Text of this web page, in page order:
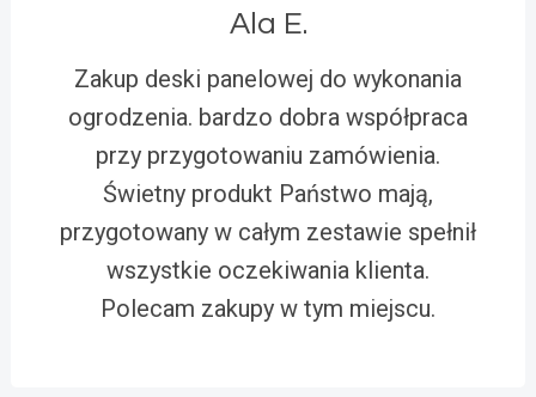
Ala E.
Zakup deski panelowej do wykonania
ogrodzenia. bardzo dobra współpraca
przy przygotowaniu zamówienia.
Świetny produkt Państwo mają,
przygotowany w całym zestawie spełnił
wszystkie oczekiwania klienta.
Polecam zakupy w tym miejscu.